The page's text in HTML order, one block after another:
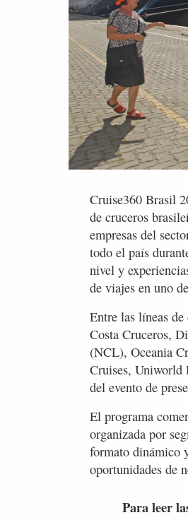
Cruise360 Brasil
de cruceros
empresas del
todo el país
nivel y
de viajes en uno
Entre las líneas
Costa Cruceros,
(NCL), Oceania
Cruises, Uniworld
del evento de
El programa
organizada por
formato dinámico
oportunidades de
Para leer